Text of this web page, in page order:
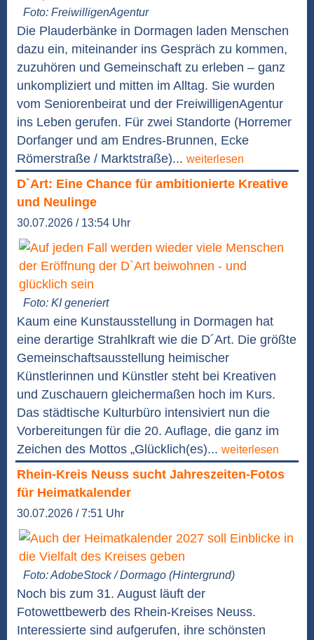
Foto: FreiwilligenAgentur
Die Plauderbänke in Dormagen laden Menschen
dazu ein, miteinander ins Gespräch zu kommen,
zuzuhören und Gemeinschaft zu erleben – ganz
unkompliziert und mitten im Alltag. Sie wurden
vom Seniorenbeirat und der FreiwilligenAgentur
ins Leben gerufen. Für zwei Standorte (Horremer
Dorfanger und am Endres-Brunnen, Ecke
Römerstraße / Marktstraße)... weiterlesen
D`Art: Eine Chance für ambitionierte Kreative
und Neulinge
30.07.2026 / 13:54 Uhr
Foto: KI generiert
Kaum eine Kunstausstellung in Dormagen hat
eine derartige Strahlkraft wie die D´Art. Die größte
Gemeinschaftsausstellung heimischer
Künstlerinnen und Künstler steht bei Kreativen
und Zuschauern gleichermaßen hoch im Kurs.
Das städtische Kulturbüro intensiviert nun die
Vorbereitungen für die 20. Auflage, die ganz im
Zeichen des Mottos „Glücklich(es)... weiterlesen
Rhein-Kreis Neuss sucht Jahreszeiten-Fotos
für Heimatkalender
30.07.2026 / 7:51 Uhr
Foto: AdobeStock / Dormago (Hintergrund)
Noch bis zum 31. August läuft der
Fotowettbewerb des Rhein-Kreises Neuss.
Interessierte sind aufgerufen, ihre schönsten